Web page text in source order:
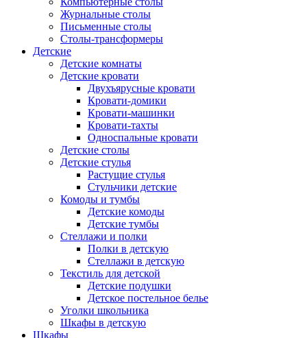
Журнальные столы
Письменные столы
Столы-трансформеры
Детские
Детские комнаты
Детские кровати
Двухъярусные кровати
Кровати-домики
Кровати-машинки
Кровати-тахты
Односпальные кровати
Детские столы
Детские стулья
Растущие стулья
Стульчики детские
Комоды и тумбы
Детские комоды
Детские тумбы
Стеллажи и полки
Полки в детскую
Стеллажи в детскую
Текстиль для детской
Детские подушки
Детское постельное белье
Уголки школьника
Шкафы в детскую
Шкафы